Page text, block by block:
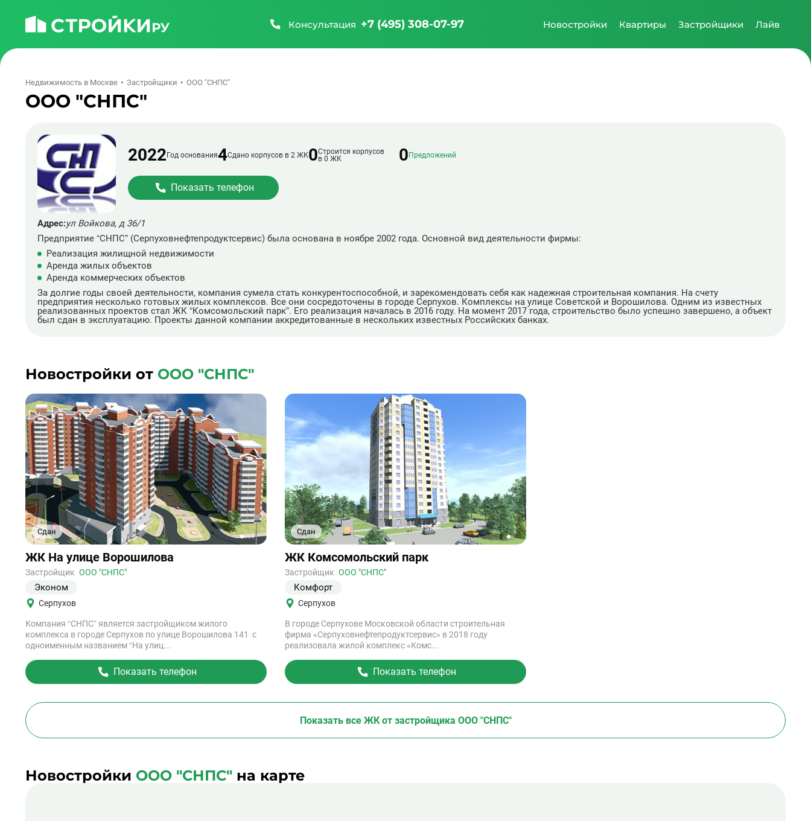
Консультация +7 (495) 308-07-97 Новостройки Квартиры Застройщики Лайв
Недвижимость в Москве Застройщики ООО "СНПС"
ООО "СНПС"
2022 Год основания4Сдано корпусов в 2 ЖК0Строится корпусов
в 0 ЖК
0 Предложений
Показать телефон
Адрес:ул Войкова, д 36/1
Предприятие “СНПС” (Серпуховнефтепродуктсервис) была основана в ноябре 2002 года. Основной вид деятельности фирмы:
Реализация жилищной недвижимости
Аренда жилых объектов
Аренда коммерческих объектов
За долгие годы своей деятельности, компания сумела стать конкурентоспособной, и зарекомендовать себя как надежная строительная компания. На счету
предприятия несколько готовых жилых комплексов. Все они сосредоточены в городе Серпухов. Комплексы на улице Советской и Ворошилова. Одним из известных
реализованных проектов стал ЖК “Комсомольский парк”. Его реализация началась в 2016 году. На момент 2017 года, строительство было успешно завершено, а объект
был сдан в эксплуатацию. Проекты данной компании аккредитованные в нескольких известных Российских банках.
Новостройки от ООО "СНПС"
Сдан
1234
Ссылка
на
объект
ЖК На улице Ворошилова
Застройщик ООО "СНПС"
Эконом
Серпухов
Компания “СНПС” является застройщиком жилого
комплекса в городе Серпухов по улице Ворошилова 141 с
одноименным названием “На улиц...
Показать телефон
Сдан
12
Ссылка
на
объект
ЖК Комсомольский парк
Застройщик ООО "СНПС"
Комфорт
Серпухов
В городе Серпухове Московской области строительная
фирма «Серпуховнефтепродуктсервис» в 2018 году
реализовала жилой комплекс «Комс...
Показать телефон
Показать все ЖКот застройщика ООО "СНПС"
Новостройки ООО "СНПС" на карте